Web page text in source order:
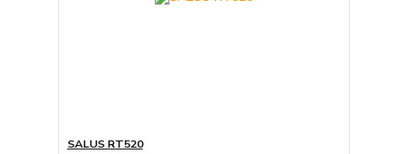
SALUS RT520